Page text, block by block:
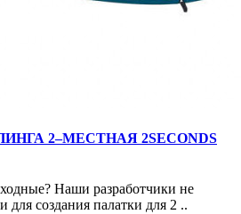
2–МЕСТНАЯ 2SECONDS
Наши разработчики не
для создания палатки для 2 ..